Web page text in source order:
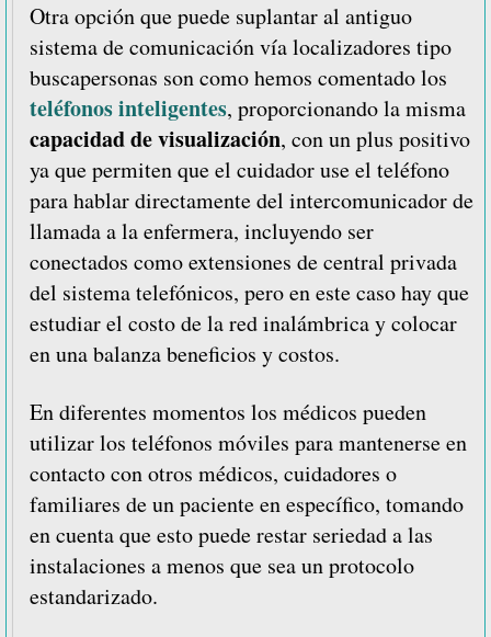
Otra opción que puede suplantar al antiguo
sistema de comunicación vía localizadores tipo
buscapersonas son como hemos comentado los
teléfonos inteligentes, proporcionando la misma
capacidad de visualización, con un plus positivo
ya que permiten que el cuidador use el teléfono
para hablar directamente del intercomunicador de
llamada a la enfermera, incluyendo ser
conectados como extensiones de central privada
del sistema telefónicos, pero en este caso hay que
estudiar el costo de la red inalámbrica y colocar
en una balanza beneficios y costos.
En diferentes momentos los médicos pueden
utilizar los teléfonos móviles para mantenerse en
contacto con otros médicos, cuidadores o
familiares de un paciente en específico, tomando
en cuenta que esto puede restar seriedad a las
instalaciones a menos que sea un protocolo
estandarizado.